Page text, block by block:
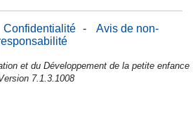
Confidentialité -
Avis de non-
et du Développement de la petite enfance
7.1.3.1008